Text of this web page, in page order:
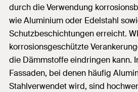
durch die Verwendung
wie Aluminium oder Edelstahl
Schutzbeschichtungen erreicht.
korrosionsgeschützte
die Dämmstoffe eindringen kann.
Fassaden, bei denen häufig
Stahlverwendet wird, sind